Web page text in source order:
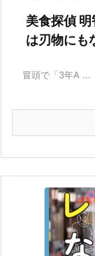
美食探偵
は刃物にも
冒頭で「3年A ...